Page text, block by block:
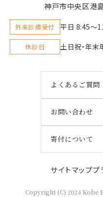
神戸市中央区港
外来診療受付 平日 8:45〜
休診日 土日祝・年末
よくあるご質問
お問い合わせ
寄付について
サイトマッププ
Copyright (C) 2024 Kobe